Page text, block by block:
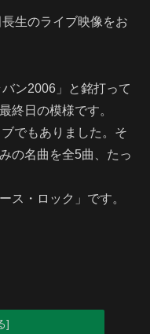
生のライブ映像をお
ン2006」と銘打って
終日の模様です。
でもありました。そ
の名曲を全5曲、たっ
ス・ロック」です。